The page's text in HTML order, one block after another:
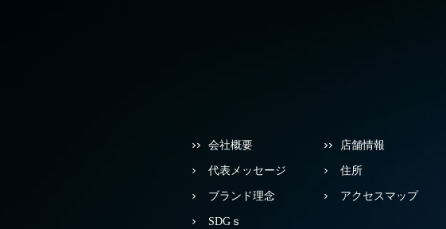
会社概要
代表メッセージ
ブランド理念
SDGｓ
店舗情報
住所
アクセスマップ